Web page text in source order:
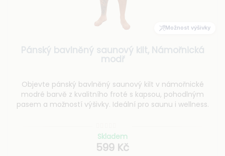
Možnost výšivky
Pánský bavlněný saunový kilt, Námořnická
modř
Objevte pánský bavlněný saunový kilt v námořnické
modré barvě z kvalitního froté s kapsou, pohodlným
pasem a možností výšivky. Ideální pro saunu i wellness.
Skladem
599 Kč